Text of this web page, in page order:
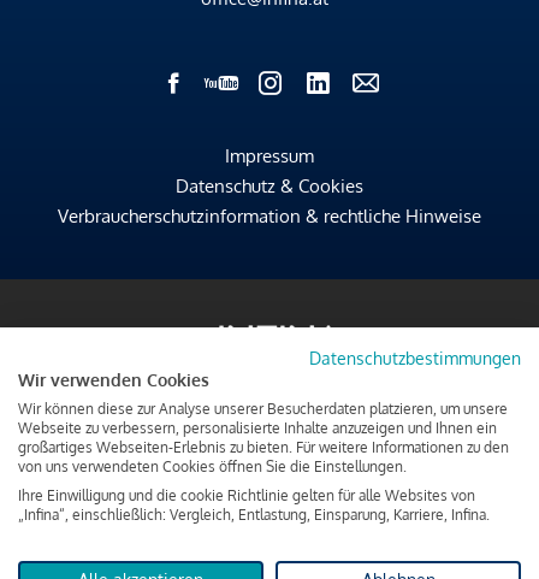
Impressum
Datenschutz & Cookies
Verbraucherschutzinformation & rechtliche Hinweise
Datenschutzbestimmungen
Wir verwenden Cookies
Wir können diese zur Analyse unserer Besucherdaten platzieren, um unsere
Webseite zu verbessern, personalisierte Inhalte anzuzeigen und Ihnen ein
großartiges Webseiten-Erlebnis zu bieten. Für weitere Informationen zu den
von uns verwendeten Cookies öffnen Sie die Einstellungen.
Ihre Einwilligung und die cookie Richtlinie gelten für alle Websites von
„Infina“, einschließlich: Vergleich, Entlastung, Einsparung, Karriere, Infina.